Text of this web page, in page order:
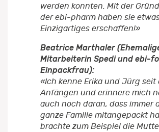
werden konnten. Mit der
der ebi-pharm haben sie
Einzigartiges erschaffen!»
Beatrice Marthaler
Mitarbeiterin Spedi und ebi-
Einpackfrau):
«Ich kenne Erika und Jürg seit
Anfängen und erinnere mich
auch noch daran, dass immer
ganze Familie mitangepackt
brachte zum Beispiel die